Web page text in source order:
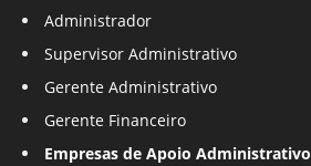
Administrador
Supervisor Administrativo
Gerente Administrativo
Gerente Financeiro
Empresas de Apoio Administrativo